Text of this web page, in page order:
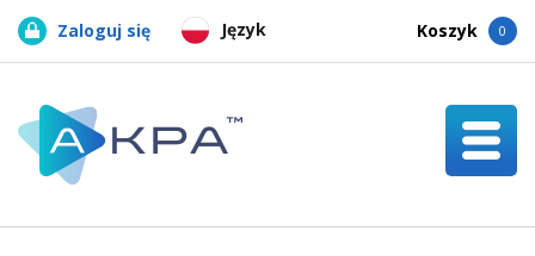
Język
Zaloguj się Koszyk 0